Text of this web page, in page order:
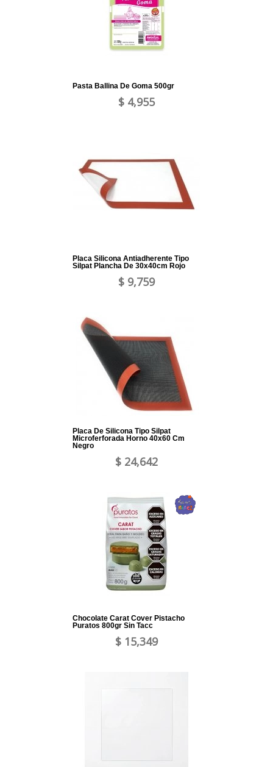
Pasta Ballina De Goma 500gr
$ 4,955
Placa Silicona Antiadherente Tipo
Silpat Plancha De 30x40cm Rojo
$ 9,759
Placa De Silicona Tipo Silpat
Microferforada Horno 40x60 Cm
Negro
$ 24,642
Chocolate Carat Cover Pistacho
Puratos 800gr Sin Tacc
$ 15,349